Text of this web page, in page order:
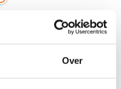
Over